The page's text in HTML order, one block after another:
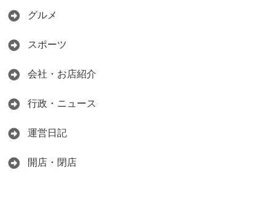
グルメ
スポーツ
会社・お店紹介
行政・ニュース
運営日記
開店・閉店